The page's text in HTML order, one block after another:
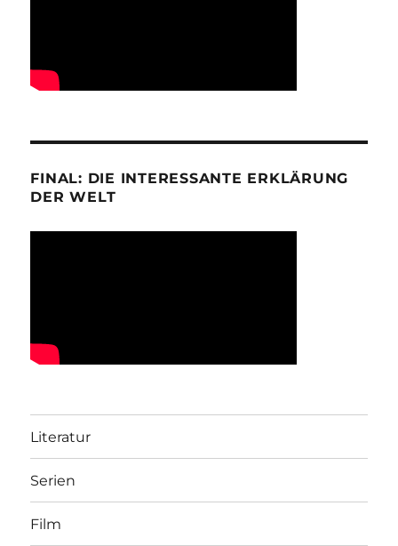
FINAL: DIE INTERESSANTE ERKLÄRUNG
DER WELT
Literatur
Serien
Film